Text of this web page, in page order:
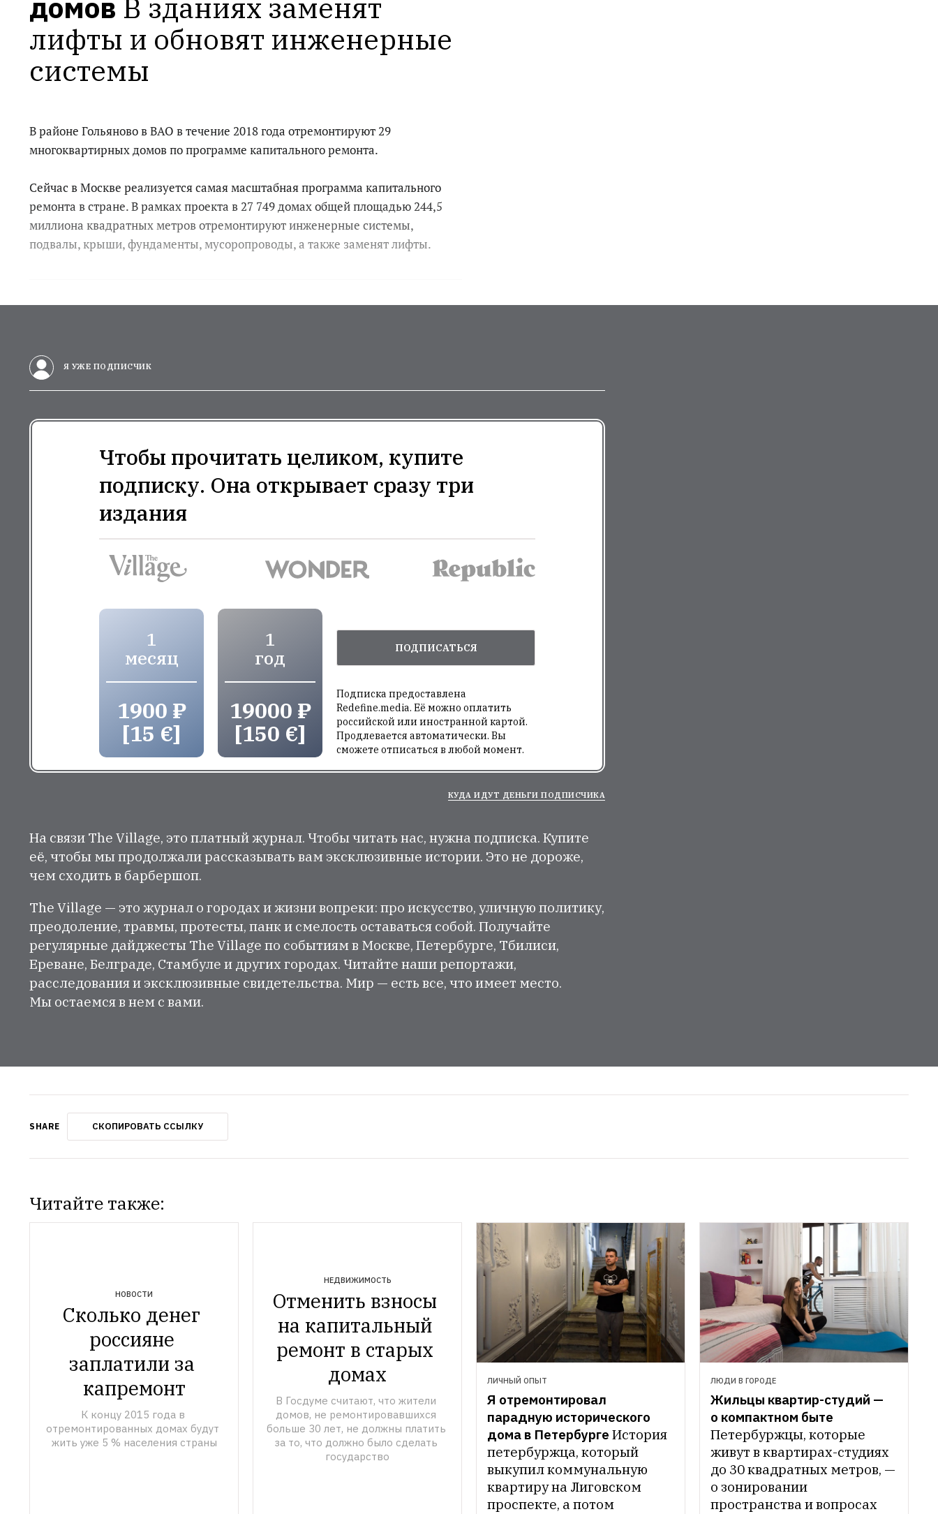
домов В зданиях заменят
лифты и обновят инженерные
системы
В районе Гольяново в ВАО в течение 2018 года отремонтируют 29
многоквартирных домов по программе капитального ремонта.
Сейчас в Москве реализуется самая масштабная программа капитального
ремонта в стране. В рамках проекта в 27 749 домах общей площадью 244,5
миллиона квадратных метров отремонтируют инженерные системы,
подвалы, крыши, фундаменты, мусоропроводы, а также заменят лифты.
Я УЖЕ ПОДПИСЧИК
Чтобы прочитать целиком, купите
подписку. Она открывает сразу три
издания
1
месяц
1900 ₽
[15 €]
1
год
19000 ₽
[150 €]
ПОДПИСАТЬСЯ
Подписка предоставлена
Redefine.media. Её можно оплатить
российской или иностранной картой.
Продлевается автоматически. Вы
сможете отписаться в любой момент.
КУДА ИДУТ ДЕНЬГИ ПОДПИСЧИКА
На связи The Village, это платный журнал. Чтобы читать нас, нужна подписка. Купите
её, чтобы мы продолжали рассказывать вам эксклюзивные истории. Это не дороже,
чем сходить в барбершоп.
The Village — это журнал о городах и жизни вопреки: про искусство, уличную политику,
преодоление, травмы, протесты, панк и смелость оставаться собой. Получайте
регулярные дайджесты The Village по событиям в Москве, Петербурге, Тбилиси,
Ереване, Белграде, Стамбуле и других городах. Читайте наши репортажи,
расследования и эксклюзивные свидетельства. Мир — есть все, что имеет место.
Мы остаемся в нем с вами.
SHARE СКОПИРОВАТЬ ССЫЛКУ
Читайте также:
НОВОСТИ
Сколько денег
россияне
заплатили за
капремонт
К концу 2015 года в
отремонтированных домах будут
жить уже 5 % населения страны
НЕДВИЖИМОСТЬ
Отменить взносы
на капитальный
ремонт в старых
домах
В Госдуме считают, что жители
домов, не ремонтировавшихся
больше 30 лет, не должны платить
за то, что должно было сделать
государство
ЛИЧНЫЙ ОПЫТ
Я отремонтировал
парадную исторического
дома в Петербурге История
петербуржца, который
выкупил коммунальную
квартиру на Лиговском
проспекте, а потом
ЛЮДИ В ГОРОДЕ
Жильцы квартир-студий —
о компактном быте
Петербуржцы, которые
живут в квартирах-студиях
до 30 квадратных метров, —
о зонировании
пространства и вопросах